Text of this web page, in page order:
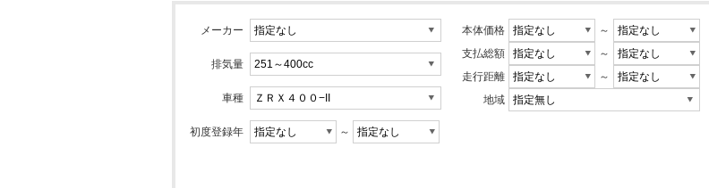
メーカー
排気量
車種
初度登録年 ～
本体価格
～
支払総額
～
走行距離
～
地域